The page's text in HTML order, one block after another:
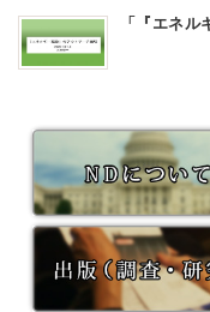
「『エネ